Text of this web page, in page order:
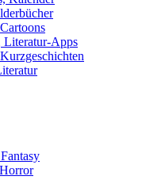
Literatur-Apps